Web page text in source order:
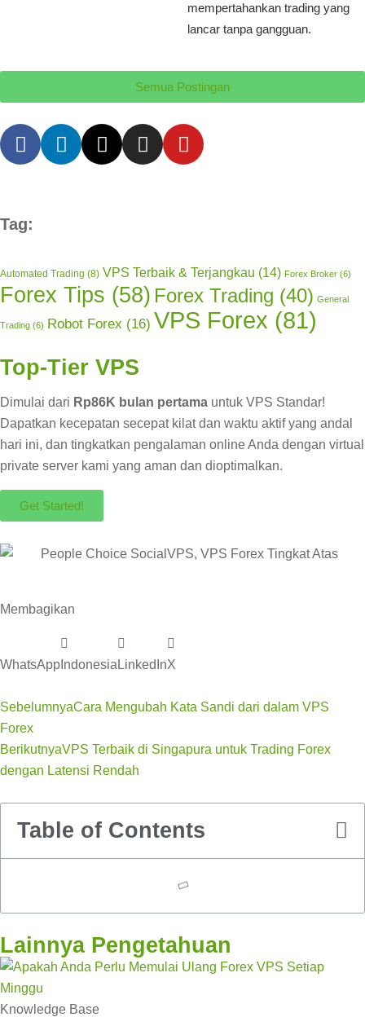
mempertahankan trading yang
lancar tanpa gangguan.
Semua Postingan
Tag:
Automated Trading (8) VPS Terbaik & Terjangkau (14) Forex Broker (6)
Forex Tips (58) Forex Trading (40) General
Trading (6) Robot Forex (16) VPS Forex (81)
Top-Tier VPS
Dimulai dari Rp86K bulan pertama untuk VPS Standar!
Dapatkan kecepatan secepat kilat dan waktu aktif yang andal
hari ini, dan tingkatkan pengalaman online Anda dengan virtual
private server kami yang aman dan dioptimalkan.
Get Started!
Membagikan
WhatsApp Indonesia LinkedInX
SebelumnyaCara Mengubah Kata Sandi dari dalam VPS
Forex
BerikutnyaVPS Terbaik di Singapura untuk Trading Forex
dengan Latensi Rendah
Table of Contents
Lainnya Pengetahuan
Knowledge Base